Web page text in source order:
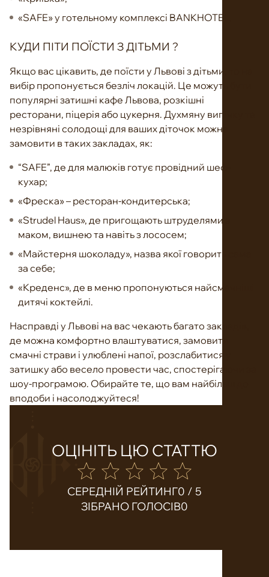
«SAFE» у готельному комплексі BANKHOTEL.
КУДИ ПІТИ ПОЇСТИ З ДІТЬМИ ?
Якщо вас цікавить, де поїсти у Львові з дітьми, то на
вибір пропонується безліч локацій. Це можуть бути
популярні затишні кафе Львова, розкішні
ресторани, піцерія або цукерня. Духмяну випічку та
незрівняні солодощі для ваших діточок можна
замовити в таких закладах, як:
“SAFE”, де для малюків готує провідний шеф-
кухар;
«Фреска» – ресторан-кондитерська;
«Strudel Haus», де пригощають штруделями з
маком, вишнею та навіть з лососем;
«Майстерня шоколаду», назва якої говорить сама
за себе;
«Креденс», де в меню пропонуються найсмачніші
дитячі коктейлі.
Насправді у Львові на вас чекають багато закладів,
де можна комфортно влаштуватися, замовити
смачні страви і улюблені напої, розслабитися у
затишку або весело провести час, спостерігаючи за
шоу-програмою. Обирайте те, що вам найбільш до
вподоби і насолоджуйтеся!
ОЦІНІТЬ ЦЮ СТАТТЮ
СЕРЕДНІЙ РЕЙТИНГ0 / 5
ЗІБРАНО ГОЛОСІВ0